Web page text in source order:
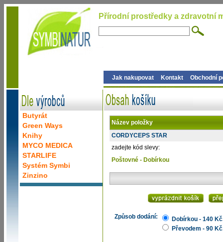
Přírodní prostředky a zdravotní
Jak nakupovat Kontakt Obchodní
Název položky
CORDYCEPS STAR
zadejte kód slevy:
Poštovné - Dobírkou
Způsob dodání:
Dobírkou - 140
Převodem - 90
Butyrát
Green Ways
Knihy
MYCO MEDICA
STARLIFE
Systém Symbi
Zinzino